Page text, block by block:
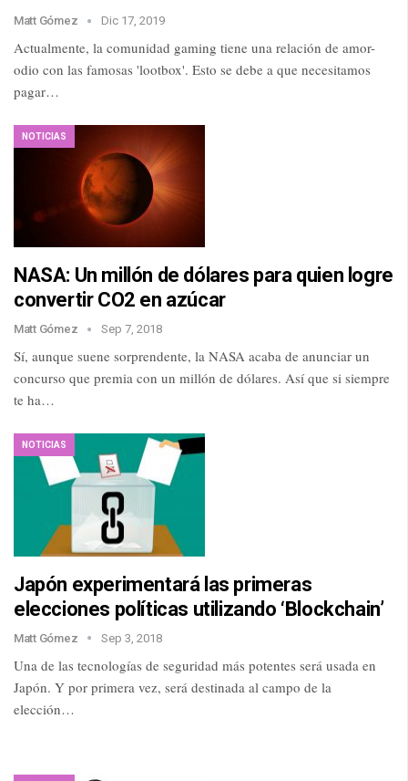
Matt Gómez Dic 17, 2019
Actualmente, la comunidad gaming tiene una relación de amor-
odio con las famosas 'lootbox'. Esto se debe a que necesitamos
pagar…
NOTICIAS
NASA: Un millón de dólares para quien logre
convertir CO2 en azúcar
Matt Gómez Sep 7, 2018
Sí, aunque suene sorprendente, la NASA acaba de anunciar un
concurso que premia con un millón de dólares. Así que si siempre
te ha…
NOTICIAS
Japón experimentará las primeras
elecciones políticas utilizando ‘Blockchain’
Matt Gómez Sep 3, 2018
Una de las tecnologías de seguridad más potentes será usada en
Japón. Y por primera vez, será destinada al campo de la
elección…